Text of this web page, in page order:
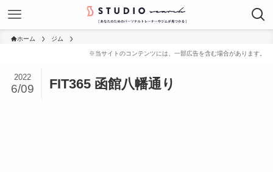
ホーム ジム
FIT365 函館八幡通り
2022
6/09